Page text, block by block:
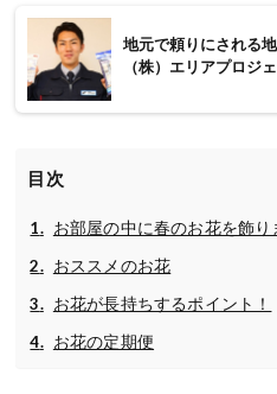
地元で頼りにされる
（株）エリアプロジ
目次
お部屋の中に春のお花を飾り
おススメのお花
お花が長持ちするポイント！
お花の定期便